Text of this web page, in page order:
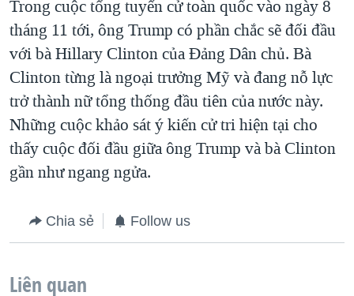
Trong cuộc tổng tuyển cử toàn quốc vào ngày 8
tháng 11 tới, ông Trump có phần chắc sẽ đối đầu
với bà Hillary Clinton của Đảng Dân chủ. Bà
Clinton từng là ngoại trưởng Mỹ và đang nỗ lực
trở thành nữ tổng thống đầu tiên của nước này.
Những cuộc khảo sát ý kiến cử tri hiện tại cho
thấy cuộc đối đầu giữa ông Trump và bà Clinton
gần như ngang ngửa.
Chia sẻ Follow us
Liên quan